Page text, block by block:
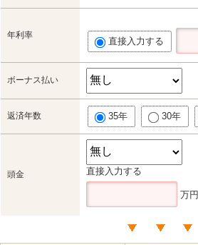
年利率
直接入力する
ボーナス払い
返済年数 35年 30年
頭金 直接入力する
万円